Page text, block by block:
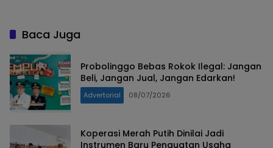
Baca Juga
Probolinggo Bebas Rokok Ilegal: Jangan
Beli, Jangan Jual, Jangan Edarkan!
Advertorial 08/07/2026
Koperasi Merah Putih Dinilai Jadi
Instrumen Baru Penguatan Usaha